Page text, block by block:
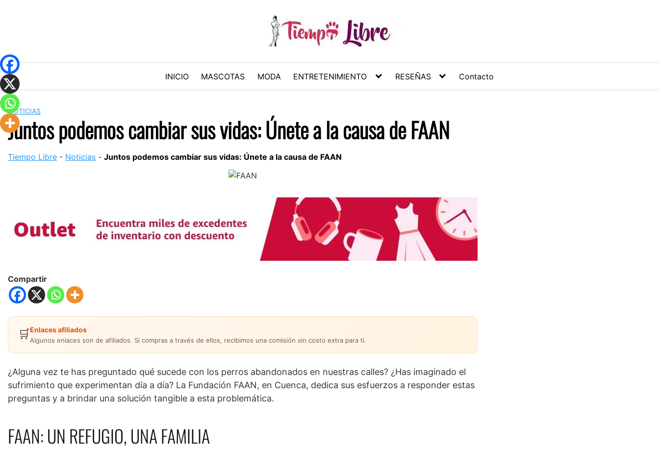
INICIO MASCOTAS MODA ENTRETENIMIENTO RESEÑAS Contacto
NOTICIAS
Juntos podemos cambiar sus vidas: Únete a la causa de FAAN
Tiempo Libre - Noticias - Juntos podemos cambiar sus vidas: Únete a la causa de FAAN
Compartir
🛒Enlaces afiliados
Algunos enlaces son de afiliados. Si compras a través de ellos, recibimos una comisión sin costo extra para ti.
¿Alguna vez te has preguntado qué sucede con los perros abandonados en nuestras calles? ¿Has imaginado el
sufrimiento que experimentan día a día? La Fundación FAAN, en Cuenca, dedica sus esfuerzos a responder estas
preguntas y a brindar una solución tangible a esta problemática.
FAAN: UN REFUGIO, UNA FAMILIA